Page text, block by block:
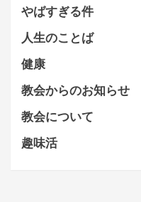
やばすぎる件
人生のことば
健康
教会からのお知らせ
教会について
趣味活